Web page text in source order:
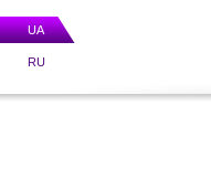
UA
RU